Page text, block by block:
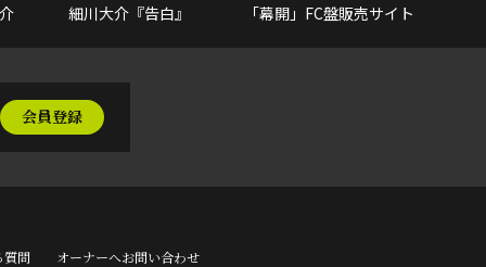
細川大介『告白』 「幕開」FC盤販売サイト
会員登録
質問 オーナーへお問い合わせ